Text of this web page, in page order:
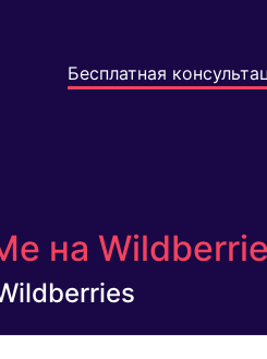
Бесплатная
на